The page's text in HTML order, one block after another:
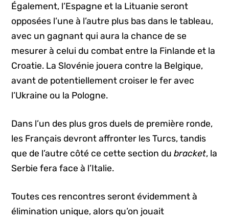
Également, l’Espagne et la Lituanie seront
opposées l’une à l’autre plus bas dans le tableau,
avec un gagnant qui aura la chance de se
mesurer à celui du combat entre la Finlande et la
Croatie. La Slovénie jouera contre la Belgique,
avant de potentiellement croiser le fer avec
l’Ukraine ou la Pologne.
Dans l’un des plus gros duels de première ronde,
les Français devront affronter les Turcs, tandis
que de l’autre côté ce cette section dubracket, la
Serbie fera face à l’Italie.
Toutes ces rencontres seront évidemment à
élimination unique, alors qu’on jouait